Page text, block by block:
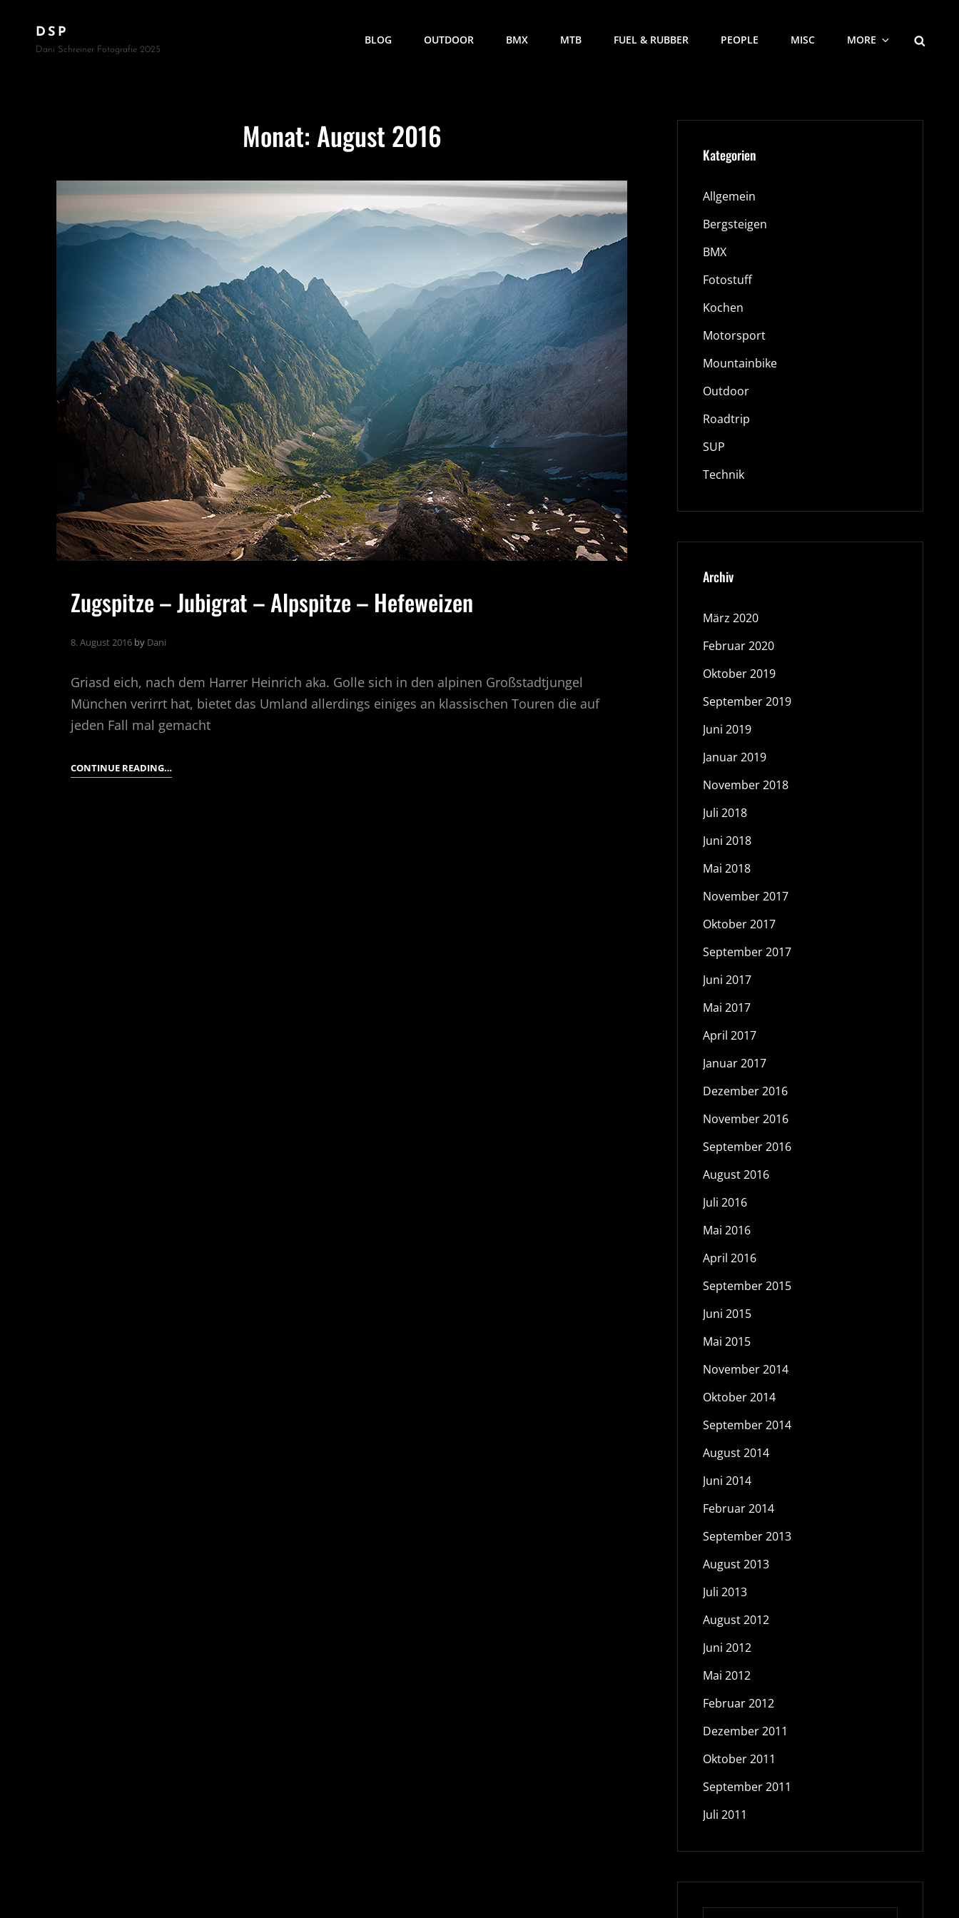
DSP
Dani Schreiner Fotografie 2025
BLOG OUTDOOR BMX MTB FUEL & RUBBER PEOPLE MISC MORE
Monat: August 2016
Zugspitze – Jubigrat – Alpspitze – Hefeweizen
8. August 2016 by Dani
Griasd eich, nach dem Harrer Heinrich aka. Golle sich in den alpinen Großstadtjungel
München verirrt hat, bietet das Umland allerdings einiges an klassischen Touren die auf
jeden Fall mal gemacht
CONTINUE READING…
Kategorien
Allgemein
Bergsteigen
BMX
Fotostuff
Kochen
Motorsport
Mountainbike
Outdoor
Roadtrip
SUP
Technik
Archiv
März 2020
Februar 2020
Oktober 2019
September 2019
Juni 2019
Januar 2019
November 2018
Juli 2018
Juni 2018
Mai 2018
November 2017
Oktober 2017
September 2017
Juni 2017
Mai 2017
April 2017
Januar 2017
Dezember 2016
November 2016
September 2016
August 2016
Juli 2016
Mai 2016
April 2016
September 2015
Juni 2015
Mai 2015
November 2014
Oktober 2014
September 2014
August 2014
Juni 2014
Februar 2014
September 2013
August 2013
Juli 2013
August 2012
Juni 2012
Mai 2012
Februar 2012
Dezember 2011
Oktober 2011
September 2011
Juli 2011